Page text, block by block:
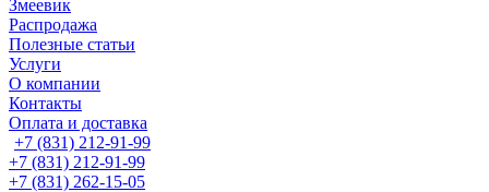
Змеевик
Распродажа
Полезные статьи
Услуги
О компании
Контакты
Оплата и доставка
+7 (831) 212-91-99
+7 (831) 212-91-99
+7 (831) 262-15-05